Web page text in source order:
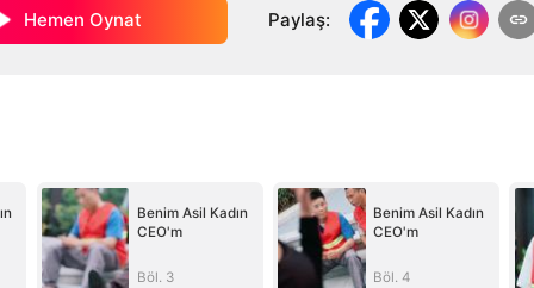
Hemen Oynat Paylaş:
Benim Asil Kadın
CEO'm
Böl. 3
Benim Asil Kadın
CEO'm
Böl. 4